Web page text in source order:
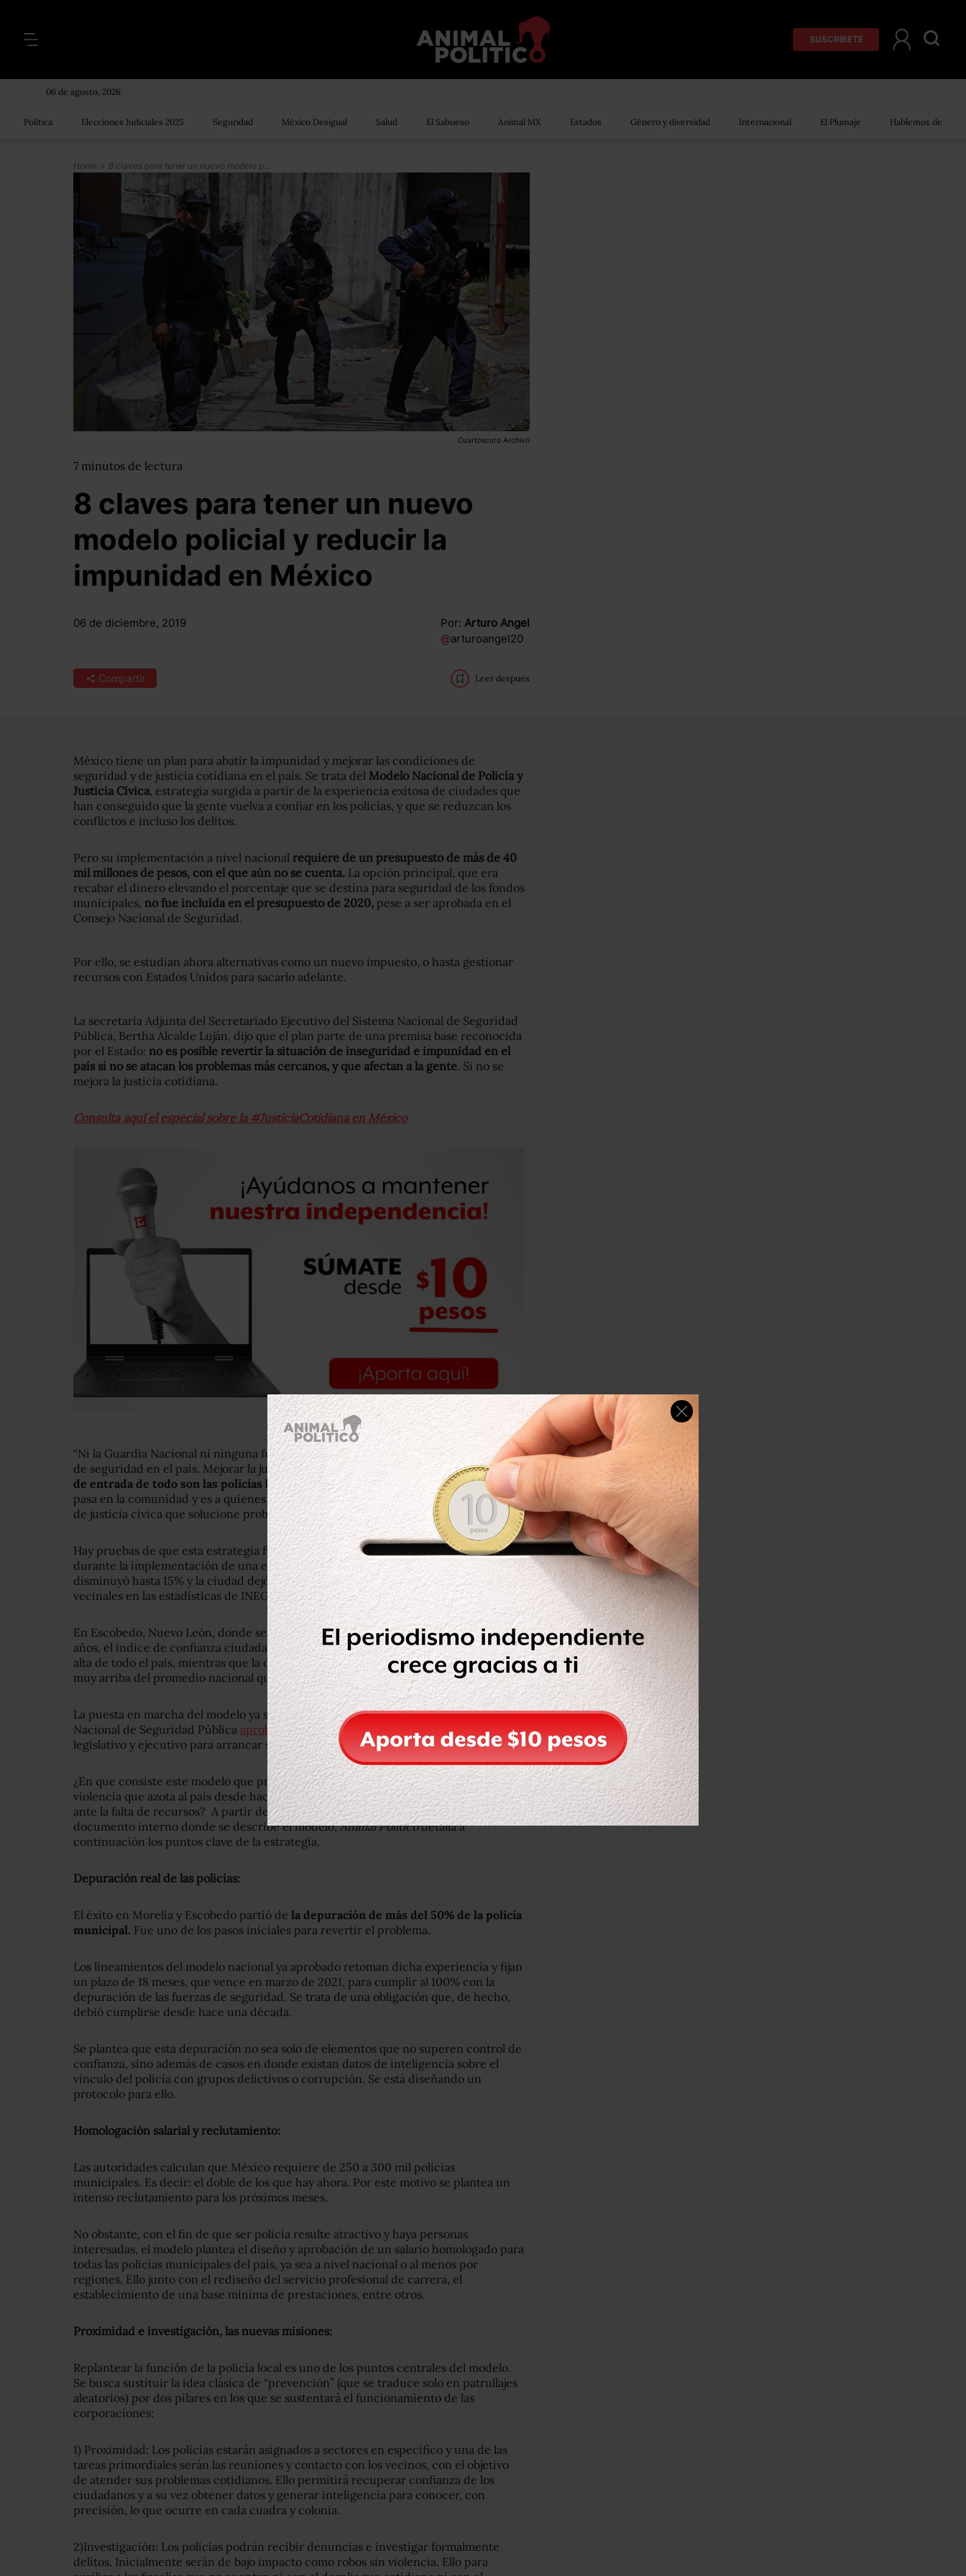
SUSCRÍBETE
06 de agosto, 2026
Política Elecciones Judiciales 2025 Seguridad México Desigual Salud El Sabueso Animal MX Estados Género y diversidad Internacional El Plumaje Hablemos de
Home > 8 claves para tener un nuevo modelo policial y reducir la impunidad en México
Cuartoscuro Archivo
7 minutos de lectura
8 claves para tener un nuevo
modelo policial y reducir la
impunidad en México
06 de diciembre, 2019 Por: Arturo Angel
@arturoangel20
Compartir Leer después
México tiene un plan para abatir la impunidad y mejorar las condiciones de
seguridad y de justicia cotidiana en el país. Se trata del Modelo Nacional de Policía y
Justicia Cívica, estrategia surgida a partir de la experiencia exitosa de ciudades que
han conseguido que la gente vuelva a confiar en los policías, y que se reduzcan los
conflictos e incluso los delitos.
Pero su implementación a nivel nacional requiere de un presupuesto de más de 40
mil millones de pesos, con el que aún no se cuenta. La opción principal, que era
recabar el dinero elevando el porcentaje que se destina para seguridad de los fondos
municipales, no fue incluida en el presupuesto de 2020, pese a ser aprobada en el
Consejo Nacional de Seguridad.
Por ello, se estudian ahora alternativas como un nuevo impuesto, o hasta gestionar
recursos con Estados Unidos para sacarlo adelante.
La secretaria Adjunta del Secretariado Ejecutivo del Sistema Nacional de Seguridad
Pública, Bertha Alcalde Luján, dijo que el plan parte de una premisa base reconocida
por el Estado: no es posible revertir la situación de inseguridad e impunidad en el
país si no se atacan los problemas más cercanos, y que afectan a la gente. Si no se
mejora la justicia cotidiana.
Consulta aquí el especial sobre la #JusticiaCotidiana en México
“Ni la Guardia Nacional ni ninguna fuerza federal nos dan para atender el problema
de seguridad en el país. Mejorar la justicia penal y las fiscalías ayuda,
pero la puerta
de entrada de todo son las policías locales.Son ellos los que realmente saben qué
pasa en la comunidad y es a quienes hay que fortalecer. Y junto con ello un modelo
de justicia cívica que solucione problemas”, dice la funcionaria.
Hay pruebas de que esta estrategia funciona. En Morelia, Michoacán, por ejemplo,
durante la implementación de una estrategia similar la tasa de homicidios
disminuyó hasta 15% y la ciudad dejó de encabezar el primer lugar en conflictos
vecinales en las estadísticas de INEGI.
En Escobedo, Nuevo León, donde se comenzó con un trabajo similar desde hace 10
años, el índice de confianza ciudadano en la policía estatal es de casi 80%, la mas
alta de todo el país, mientras que la confianza en la policía municipal llega a 68%,
muy arriba del promedio nacional que es inferior a 50%.
La puesta en marcha del modelo ya se formalizó. El pasado 8 de julio el Consejo
Nacional de Seguridad Pública aprobó su diseño e hizo un exhorto a los poderes
legislativo y ejecutivo para arrancar su implementación.
¿En que consiste este modelo que promete revertir la crisis de impunidad y
violencia que azota al país desde hace más de una década? ¿Qué alternativas hay
ante la falta de recursos? A partir de lo revelado por funcionario federales y de un
documento interno donde se describe el modelo,Animal Políticodetalla a
continuación los puntos clave de la estrategia.
Depuración real de las policías:
El éxito en Morelia y Escobedo partió de la depuración de más del 50% de la policía
municipal. Fue uno de los pasos iniciales para revertir el problema.
Los lineamientos del modelo nacional ya aprobado retoman dicha experiencia y fijan
un plazo de 18 meses, que vence en marzo de 2021, para cumplir al 100% con la
depuración de las fuerzas de seguridad. Se trata de una obligación que, de hecho,
debió cumplirse desde hace una década.
Se plantea que esta depuración no sea solo de elementos que no superen control de
confianza, sino además de casos en donde existan datos de inteligencia sobre el
vínculo del policía con grupos delictivos o corrupción. Se está diseñando un
protocolo para ello.
Homologación salarial y reclutamiento:
Las autoridades calculan que México requiere de 250 a 300 mil policías
municipales. Es decir: el doble de los que hay ahora. Por este motivo se plantea un
intenso reclutamiento para los próximos meses.
No obstante, con el fin de que ser policía resulte atractivo y haya personas
interesadas, el modelo plantea el diseño y aprobación de un salario homologado para
todas las policías municipales del país, ya sea a nivel nacional o al menos por
regiones. Ello junto con el rediseño del servicio profesional de carrera, el
establecimiento de una base mínima de prestaciones, entre otros.
Proximidad e investigación, las nuevas misiones:
Replantear la función de la policía local es uno de los puntos centrales del modelo.
Se busca sustituir la idea clásica de “prevención” (que se traduce solo en patrullajes
aleatorios) por dos pilares en los que se sustentará el funcionamiento de las
corporaciones:
1) Proximidad: Los policías estarán asignados a sectores en específico y una de las
tareas primordiales serán las reuniones y contacto con los vecinos, con el objetivo
de atender sus problemas cotidianos. Ello permitirá recuperar confianza de los
ciudadanos y a su vez obtener datos y generar inteligencia para conocer, con
precisión, lo que ocurre en cada cuadra y colonia.
2)Investigación: Los policías podrán recibir denuncias e investigar formalmente
delitos. Inicialmente serán de bajo impacto como robos sin violencia. Ello para